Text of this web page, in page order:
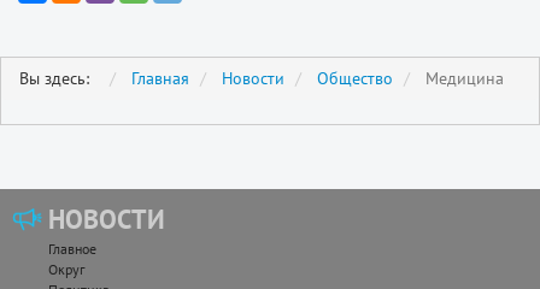
Вы здесь: Главная Новости Общество Медицина
НОВОСТИ
Главное
Округ